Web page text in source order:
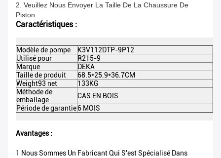
2. Veuillez Nous Envoyer La Taille De La Chaussure De
Piston
Caractéristiques :
Modèle de pompe
K3V112DTP-9P12
Utilisé pour
R215-9
Marque
DEKA
Taille de produit
68.5*25.9*36.7CM
Weight93 net
133KG
Méthode de
emballage
CAS EN BOIS
Période de garantie6 MOIS
Avantages :
1 Nous Sommes Un Fabricant Qui S'est Spécialisé Dans